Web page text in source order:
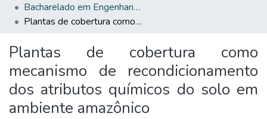
Statistics
Bacharelado em Engenharia Agronômica
Plantas de cobertura como mecanismo de recondicionamento dos atributos químicos do solo em ambiente amazônico
Plantas de cobertura como
mecanismo de recondicionamento
dos atributos químicos do solo em
ambiente amazônico